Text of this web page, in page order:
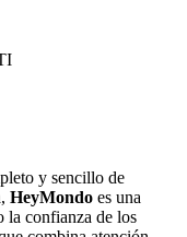
y sencillo de
HeyMondo es una
la confianza de los